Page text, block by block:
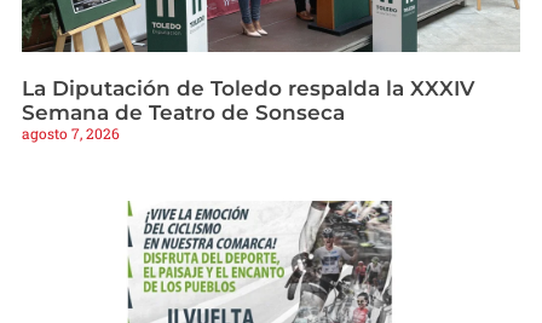
La Diputación de Toledo respalda la XXXIV
Semana de Teatro de Sonseca
agosto 7, 2026